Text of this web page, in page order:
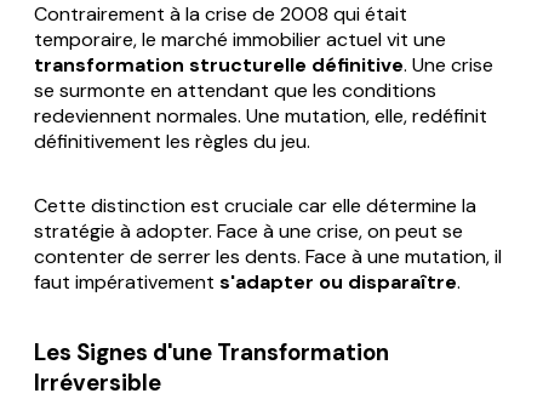
Contrairement à la crise de 2008 qui était
temporaire, le marché immobilier actuel vit une
transformation structurelle définitive. Une crise
se surmonte en attendant que les conditions
redeviennent normales. Une mutation, elle, redéfinit
définitivement les règles du jeu.
Cette distinction est cruciale car elle détermine la
stratégie à adopter. Face à une crise, on peut se
contenter de serrer les dents. Face à une mutation, il
faut impérativement s'adapter ou disparaître.
Les Signes d'une Transformation
Irréversible